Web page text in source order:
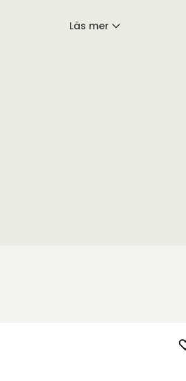
ett ytskikt av
uppbyggda
Läs mer